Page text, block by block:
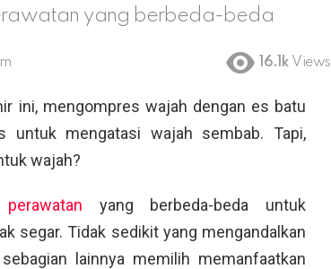
yang berbeda-beda
16.1k Views
ini, mengompres wajah dengan es batu
untuk mengatasi wajah sembab. Tapi,
wajah?
perawatan yang berbeda-beda untuk
segar. Tidak sedikit yang mengandalkan
lainnya memilih memanfaatkan